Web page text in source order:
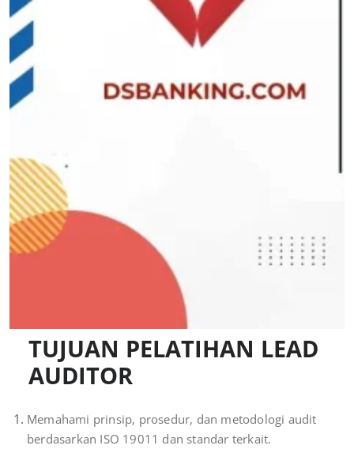
TUJUAN PELATIHAN LEAD
AUDITOR
Memahami prinsip, prosedur, dan metodologi audit
berdasarkan ISO 19011 dan standar terkait.